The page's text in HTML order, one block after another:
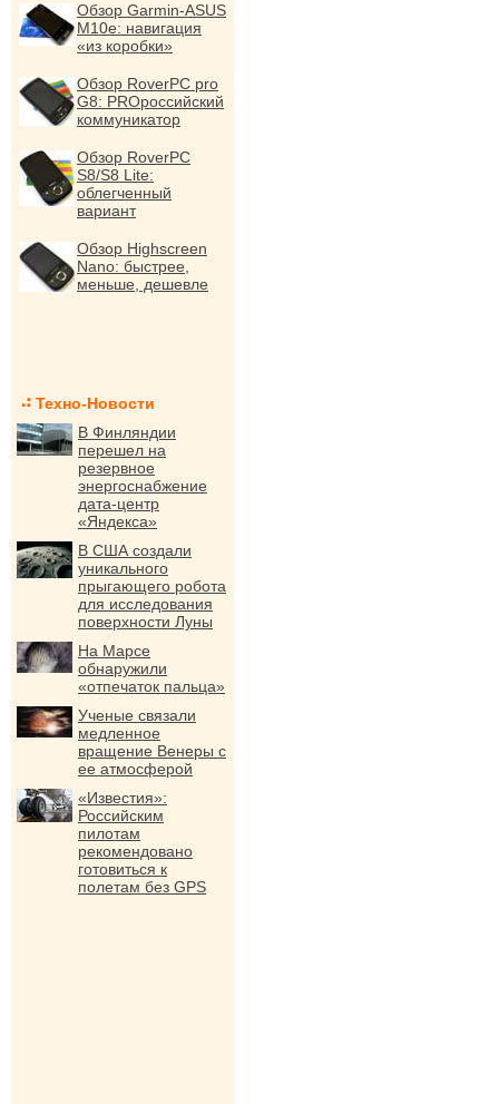
Обзор Garmin-ASUS
M10e: навигация
«из коробки»
Обзор RoverPC pro
G8: PROроссийский
коммуникатор
Обзор RoverPC
S8/S8 Lite:
облегченный
вариант
Обзор Highscreen
Nano: быстрее,
меньше, дешевле
Техно-Новости
В Финляндии
перешел на
резервное
энергоснабжение
дата-центр
«Яндекса»
В США создали
уникального
прыгающего робота
для исследования
поверхности Луны
На Марсе
обнаружили
«отпечаток пальца»
Ученые связали
медленное
вращение Венеры с
ее атмосферой
«Известия»:
Российским
пилотам
рекомендовано
готовиться к
полетам без GPS